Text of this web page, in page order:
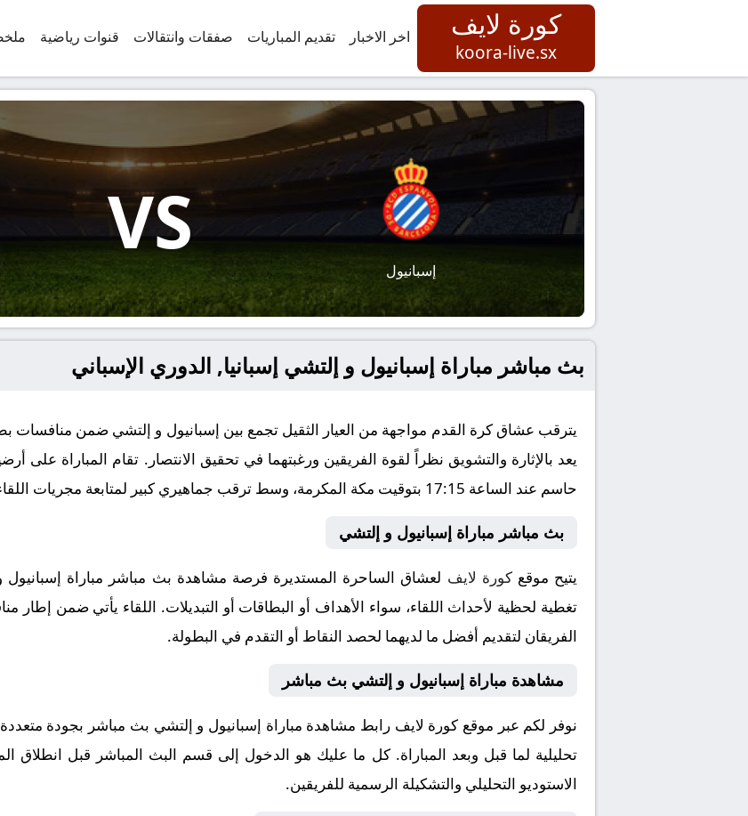
كورة لايف
koora-live.sx
اخر الاخبار تقديم المباريات صفقات وانتقالات قنوات رياضية
إسبانيول
VS
بث مباشر مباراة إسبانيول و إلتشي إسبانيا, الدوري الإسباني
يترقب عشاق كرة القدم مواجهة من العيار الثقيل تجمع بين إسبانيول و إلتشي ضمن منافسات
حاسم عند الساعة 17:15 بتوقيت مكة المكرمة، وسط ترقب جماهيري كبير لمتابعة مجريات اللقاء الذي ينقل عبر شاشة قناة بتعليق المتميز .
بث مباشر مباراة إسبانيول و إلتشي
يتيح موقعكورة لايف لعشاق الساحرة المستديرة فرصة مشاهدة بث مباشر مباراة إسبانيول
تغطية لحظية لأحداث اللقاء، سواء الأهداف أو البطاقات أو التبديلات. اللقاء يأتي ضمن إطار
الفريقان لتقديم أفضل ما لديهما لحصد النقاط أو التقدم في البطولة.
مشاهدة مباراة إسبانيول و إلتشي بث مباشر
نوفر لكم عبر موقع كورة لايف رابط مشاهدة مباراة إسبانيول و إلتشي بث مباشر بجودة
تحليلية لما قبل وبعد المباراة. كل ما عليك هو الدخول إلى قسم البث المباشر قبل انطلاق
الاستوديو التحليلي والتشكيلة الرسمية للفريقين.